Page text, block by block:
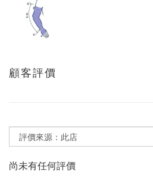
顧客評價
尚未有任何評價